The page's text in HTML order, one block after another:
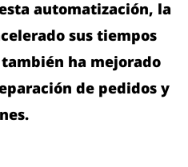
automatización, la
sus tiempos
ha mejorado
de pedidos y